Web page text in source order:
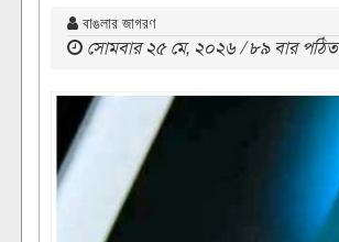
বাঙলার জাগরণ
সোমবার ২৫ মে, ২০২৬ / ৮৯ বার পঠিত